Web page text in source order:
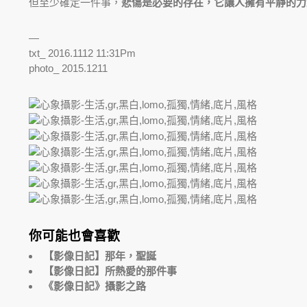
但至少確定一件事， 悲傷是必要的存在，它讓人擁有平靜的
—
txt_ 2016.1112 11:31Pm
photo_ 2015.1211
你可能也會喜歡
【影像日記】那年，聖誕
【影像日記】所熱愛的那件事
《影像日記》攝影之路